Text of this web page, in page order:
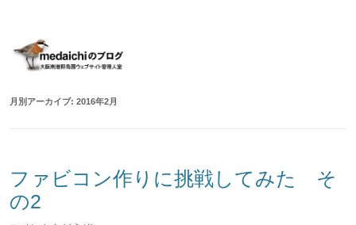
月別アーカイブ: 2016年2月
ファビコン作りに挑戦してみた そ
の2